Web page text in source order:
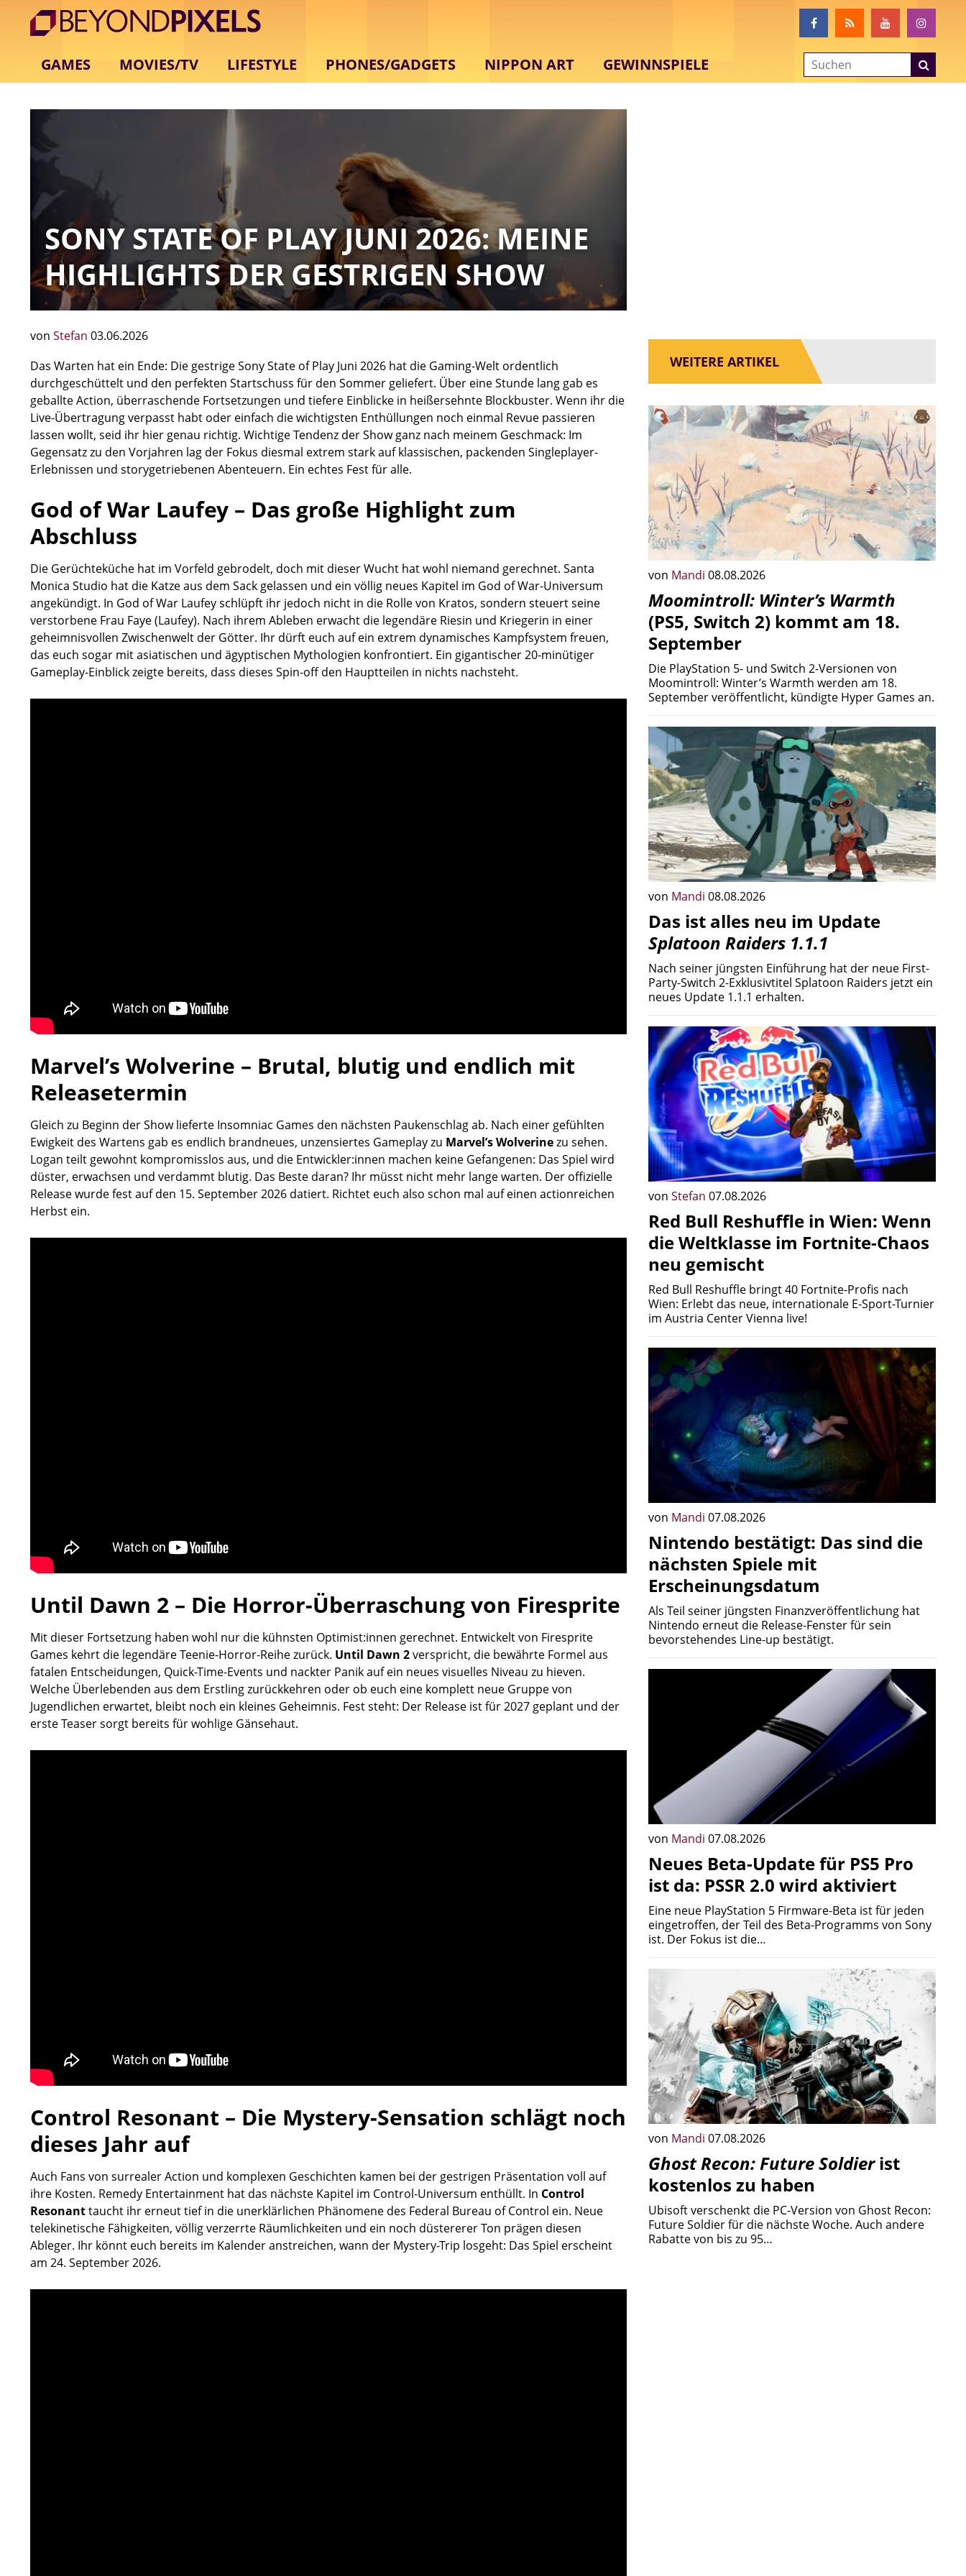
GAMES MOVIES/TV LIFESTYLE PHONES/GADGETS NIPPON ART GEWINNSPIELE
SONY STATE OF PLAY JUNI 2026: MEINE
HIGHLIGHTS DER GESTRIGEN SHOW
von Stefan 03.06.2026
Das Warten hat ein Ende: Die gestrige Sony State of Play Juni 2026 hat die Gaming-Welt ordentlich
durchgeschüttelt und den perfekten Startschuss für den Sommer geliefert. Über eine Stunde lang gab es
geballte Action, überraschende Fortsetzungen und tiefere Einblicke in heißersehnte Blockbuster. Wenn ihr die
Live-Übertragung verpasst habt oder einfach die wichtigsten Enthüllungen noch einmal Revue passieren
lassen wollt, seid ihr hier genau richtig. Wichtige Tendenz der Show ganz nach meinem Geschmack: Im
Gegensatz zu den Vorjahren lag der Fokus diesmal extrem stark auf klassischen, packenden Singleplayer-
Erlebnissen und storygetriebenen Abenteuern. Ein echtes Fest für alle.
God of War Laufey – Das große Highlight zum
Abschluss
Die Gerüchteküche hat im Vorfeld gebrodelt, doch mit dieser Wucht hat wohl niemand gerechnet. Santa
Monica Studio hat die Katze aus dem Sack gelassen und ein völlig neues Kapitel im God of War-Universum
angekündigt. In God of War Laufey schlüpft ihr jedoch nicht in die Rolle von Kratos, sondern steuert seine
verstorbene Frau Faye (Laufey). Nach ihrem Ableben erwacht die legendäre Riesin und Kriegerin in einer
geheimnisvollen Zwischenwelt der Götter. Ihr dürft euch auf ein extrem dynamisches Kampfsystem freuen,
das euch sogar mit asiatischen und ägyptischen Mythologien konfrontiert. Ein gigantischer 20-minütiger
Gameplay-Einblick zeigte bereits, dass dieses Spin-off den Hauptteilen in nichts nachsteht.
Marvel’s Wolverine – Brutal, blutig und endlich mit
Releasetermin
Gleich zu Beginn der Show lieferte Insomniac Games den nächsten Paukenschlag ab. Nach einer gefühlten
Ewigkeit des Wartens gab es endlich brandneues, unzensiertes Gameplay zu Marvel’s Wolverinezu sehen.
Logan teilt gewohnt kompromisslos aus, und die Entwickler:innen machen keine Gefangenen: Das Spiel wird
düster, erwachsen und verdammt blutig. Das Beste daran? Ihr müsst nicht mehr lange warten. Der offizielle
Release wurde fest auf den 15. September 2026 datiert. Richtet euch also schon mal auf einen actionreichen
Herbst ein.
Until Dawn 2 – Die Horror-Überraschung von Firesprite
Mit dieser Fortsetzung haben wohl nur die kühnsten Optimist:innen gerechnet. Entwickelt von Firesprite
Games kehrt die legendäre Teenie-Horror-Reihe zurück. Until Dawn 2verspricht, die bewährte Formel aus
fatalen Entscheidungen, Quick-Time-Events und nackter Panik auf ein neues visuelles Niveau zu hieven.
Welche Überlebenden aus dem Erstling zurückkehren oder ob euch eine komplett neue Gruppe von
Jugendlichen erwartet, bleibt noch ein kleines Geheimnis. Fest steht: Der Release ist für 2027 geplant und der
erste Teaser sorgt bereits für wohlige Gänsehaut.
Control Resonant – Die Mystery-Sensation schlägt noch
dieses Jahr auf
Auch Fans von surrealer Action und komplexen Geschichten kamen bei der gestrigen Präsentation voll auf
ihre Kosten. Remedy Entertainment hat das nächste Kapitel im Control-Universum enthüllt. In Control
Resonanttaucht ihr erneut tief in die unerklärlichen Phänomene des Federal Bureau of Control ein. Neue
telekinetische Fähigkeiten, völlig verzerrte Räumlichkeiten und ein noch düstererer Ton prägen diesen
Ableger. Ihr könnt euch bereits im Kalender anstreichen, wann der Mystery-Trip losgeht: Das Spiel erscheint
am 24. September 2026.
WEITERE ARTIKEL
von Mandi 08.08.2026
Moomintroll: Winter’s Warmth
(PS5, Switch 2) kommt am 18.
September
Die PlayStation 5- und Switch 2-Versionen von
Moomintroll: Winter’s Warmth werden am 18.
September veröffentlicht, kündigte Hyper Games an.
von Mandi 08.08.2026
Das ist alles neu im Update
Splatoon Raiders 1.1.1
Nach seiner jüngsten Einführung hat der neue First-
Party-Switch 2-Exklusivtitel Splatoon Raiders jetzt ein
neues Update 1.1.1 erhalten.
von Stefan 07.08.2026
Red Bull Reshuffle in Wien: Wenn
die Weltklasse im Fortnite-Chaos
neu gemischt
Red Bull Reshuffle bringt 40 Fortnite-Profis nach
Wien: Erlebt das neue, internationale E-Sport-Turnier
im Austria Center Vienna live!
von Mandi 07.08.2026
Nintendo bestätigt: Das sind die
nächsten Spiele mit
Erscheinungsdatum
Als Teil seiner jüngsten Finanzveröffentlichung hat
Nintendo erneut die Release-Fenster für sein
bevorstehendes Line-up bestätigt.
von Mandi 07.08.2026
Neues Beta-Update für PS5 Pro
ist da: PSSR 2.0 wird aktiviert
Eine neue PlayStation 5 Firmware-Beta ist für jeden
eingetroffen, der Teil des Beta-Programms von Sony
ist. Der Fokus ist die…
von Mandi 07.08.2026
Ghost Recon: Future Soldierist
kostenlos zu haben
Ubisoft verschenkt die PC-Version von Ghost Recon:
Future Soldier für die nächste Woche. Auch andere
Rabatte von bis zu 95…